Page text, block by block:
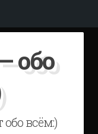
обо
всём:)